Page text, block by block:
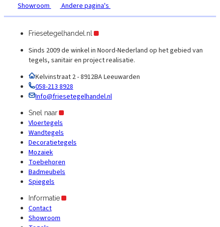
Showroom
Andere pagina's
Friesetegelhandel.nl
Sinds 2009 de winkel in Noord-Nederland op het gebied van
tegels, sanitair en project realisatie.
Kelvinstraat 2 - 8912BA Leeuwarden
058-213 8928
Info@friesetegelhandel.nl
Snel naar
Vloertegels
Wandtegels
Decoratietegels
Mozaiek
Toebehoren
Badmeubels
Spiegels
Informatie
Contact
Showroom